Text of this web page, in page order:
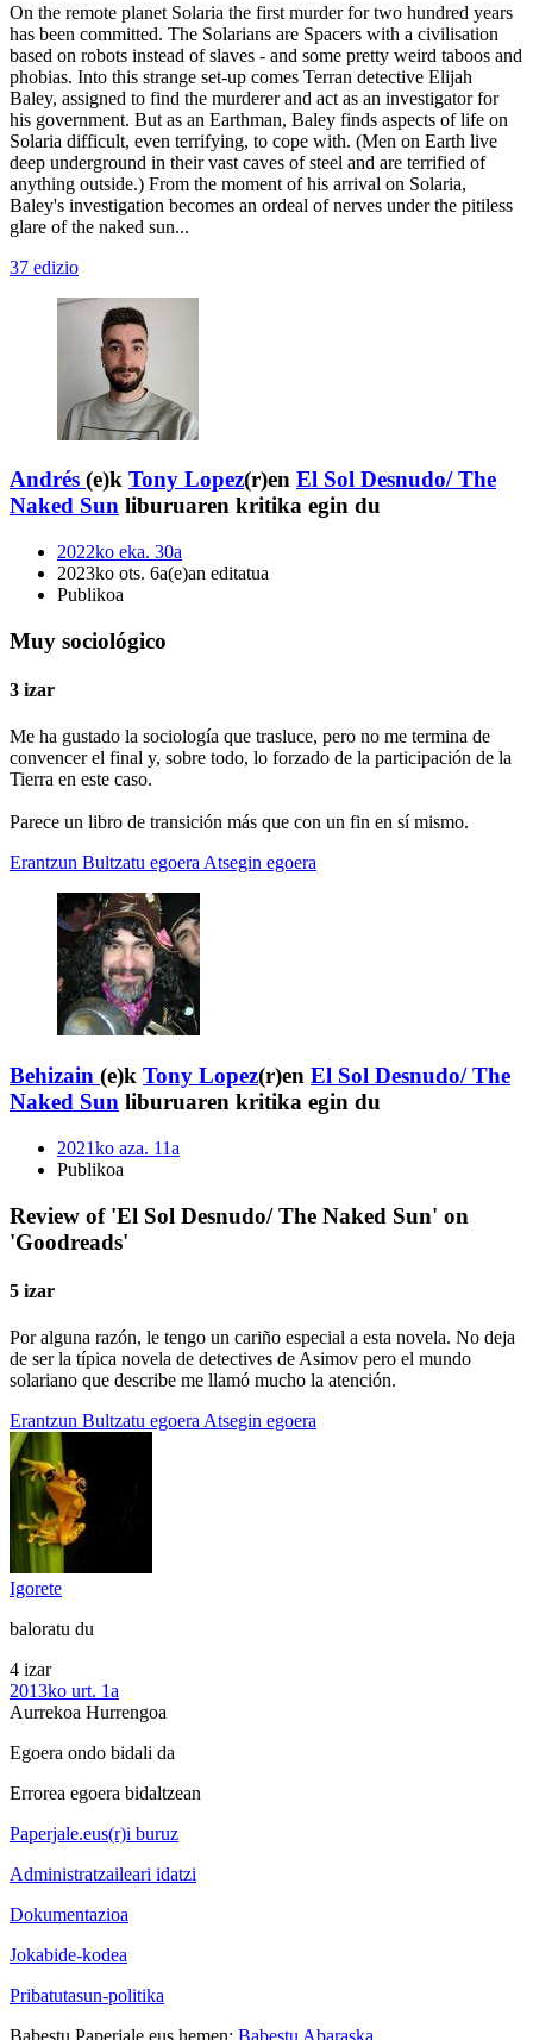
On the remote planet Solaria the first murder for two hundred years
has been committed. The Solarians are Spacers with a civilisation
based on robots instead of slaves - and some pretty weird taboos and
phobias. Into this strange set-up comes Terran detective Elijah
Baley, assigned to find the murderer and act as an investigator for
his government. But as an Earthman, Baley finds aspects of life on
Solaria difficult, even terrifying, to cope with. (Men on Earth live
deep underground in their vast caves of steel and are terrified of
anything outside.) From the moment of his arrival on Solaria,
Baley's investigation becomes an ordeal of nerves under the pitiless
glare of the naked sun...
37 edizio
Andrés (e)k Tony Lopez(r)en El Sol Desnudo/ The
Naked Sun liburuaren kritika egin du
2022ko eka. 30a
2023ko ots. 6a(e)an editatua
Publikoa
Muy sociológico
3 izar
Me ha gustado la sociología que trasluce, pero no me termina de
convencer el final y, sobre todo, lo forzado de la participación de la
Tierra en este caso.
Parece un libro de transición más que con un fin en sí mismo.
Erantzun Bultzatu egoera Atsegin egoera
Behizain (e)k Tony Lopez(r)en El Sol Desnudo/ The
Naked Sun liburuaren kritika egin du
2021ko aza. 11a
Publikoa
Review of 'El Sol Desnudo/ The Naked Sun' on
'Goodreads'
5 izar
Por alguna razón, le tengo un cariño especial a esta novela. No deja
de ser la típica novela de detectives de Asimov pero el mundo
solariano que describe me llamó mucho la atención.
Erantzun Bultzatu egoera Atsegin egoera
Igorete
baloratu du
4 izar
2013ko urt. 1a
Aurrekoa Hurrengoa
Egoera ondo bidali da
Errorea egoera bidaltzean
Paperjale.eus(r)i buruz
Administratzaileari idatzi
Dokumentazioa
Jokabide-kodea
Pribatutasun-politika
Babestu Paperjale.eus hemen: Babestu Abaraska